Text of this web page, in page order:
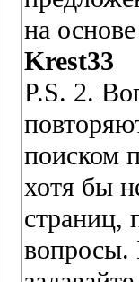
на
Krest33
P.S. 2.
поиском
хотя бы
страниц,
вопросы.